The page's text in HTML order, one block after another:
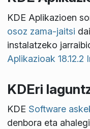
KDE Aplikazioen
osoz zama-jaitsi
instalatzeko
Aplikazioak 18.12.2
KDEri
KDE Software
denbora eta